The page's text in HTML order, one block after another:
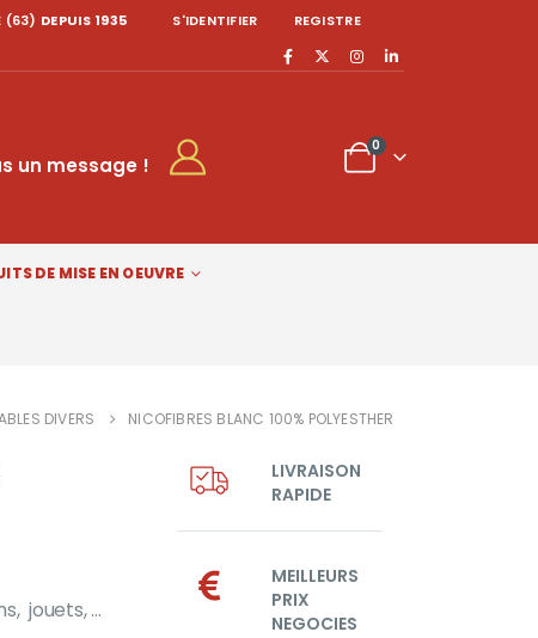
(63) DEPUIS 1935 S'IDENTIFIER REGISTRE
un message !
0
DE MISE EN OEUVRE
DIVERS NICOFIBRES BLANC 100% POLYESTHER
jouets, …
LIVRAISON
RAPIDE
MEILLEURS
PRIX
NEGOCIES